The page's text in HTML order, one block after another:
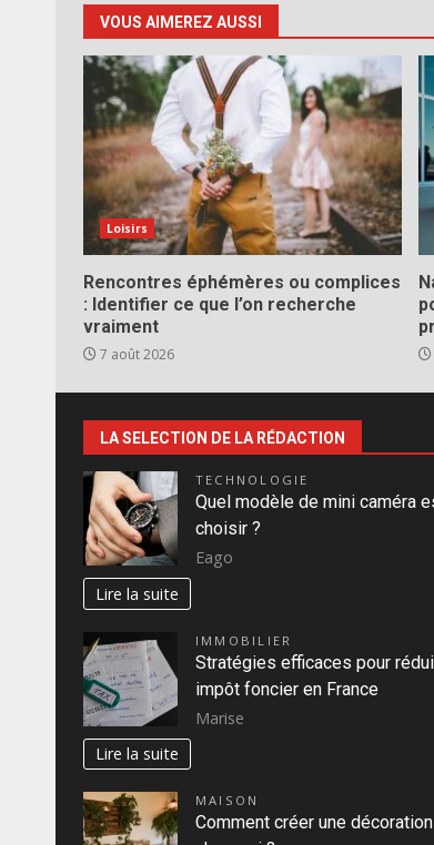
VOUS AIMEREZ AUSSI
Loisirs
Rencontres éphémères ou complices
: Identifier ce que l’on recherche
vraiment
7 août 2026
LA SELECTION DE LA RÉDACTION
TECHNOLOGIE
Quel modèle de mini caméra
choisir ?
Eago
Lire la suite
IMMOBILIER
Stratégies efficaces pour
impôt foncier en France
Marise
Lire la suite
MAISON
Comment créer une